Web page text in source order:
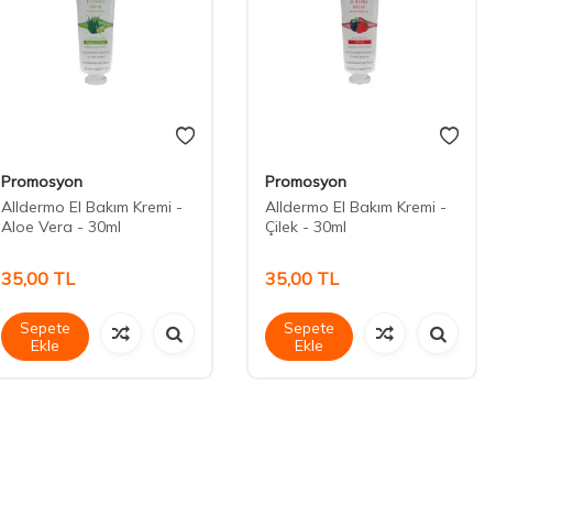
Promosyon
Alldermo El Bakım Kremi -
Aloe Vera - 30ml
35,00 TL
Sepete
Ekle
Promosyon
Alldermo El Bakım Kremi -
Çilek - 30ml
35,00 TL
Sepete
Ekle